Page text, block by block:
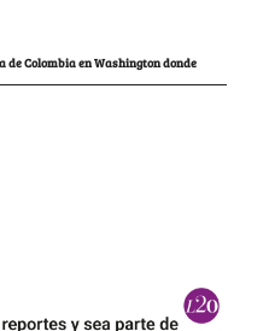
de Colombia en Washington donde